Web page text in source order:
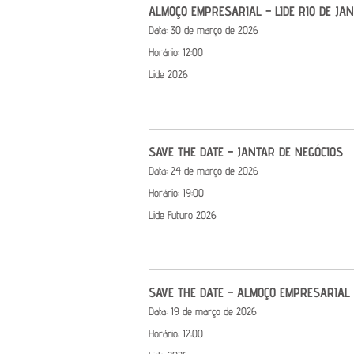
ALMOÇO EMPRESARIAL – LIDE RIO DE
Data:30 de março de 2026
Horário:12:00
Lide 2026
SAVE THE DATE – JANTAR DE NEGÓCIOS
Data:24 de março de 2026
Horário:19:00
Lide Futuro 2026
SAVE THE DATE – ALMOÇO EMPRESARIAL
Data:19 de março de 2026
Horário:12:00